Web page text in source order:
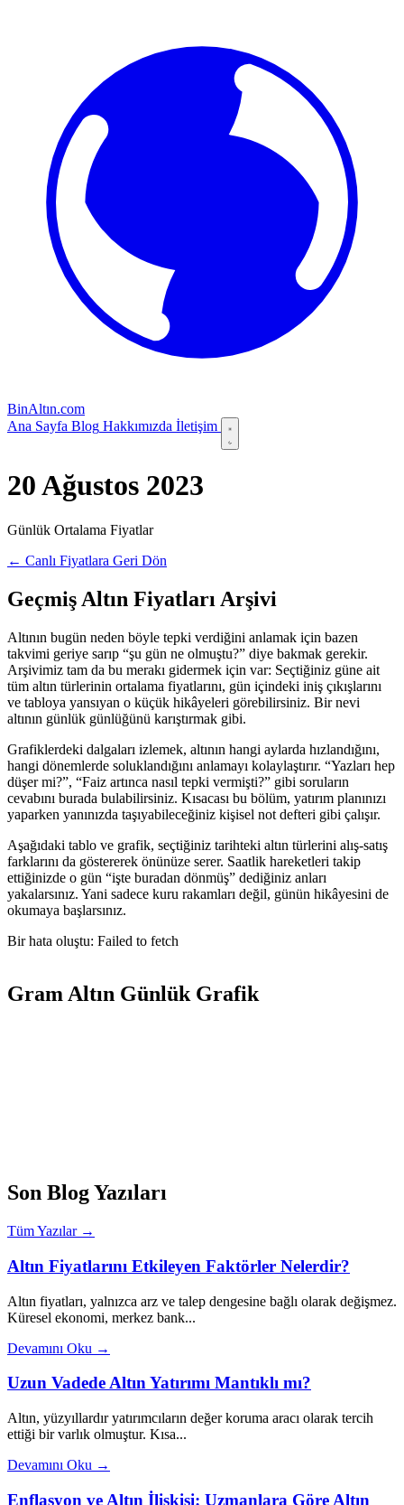
BinAltın.com
Ana Sayfa Blog Hakkımızda İletişim
20 Ağustos 2023
Günlük Ortalama Fiyatlar
← Canlı Fiyatlara Geri Dön
Geçmiş Altın Fiyatları Arşivi
Altının bugün neden böyle tepki verdiğini anlamak için bazen
takvimi geriye sarıp “şu gün ne olmuştu?” diye bakmak gerekir.
Arşivimiz tam da bu merakı gidermek için var: Seçtiğiniz güne ait
tüm altın türlerinin ortalama fiyatlarını, gün içindeki iniş çıkışlarını
ve tabloya yansıyan o küçük hikâyeleri görebilirsiniz. Bir nevi
altının günlük günlüğünü karıştırmak gibi.
Grafiklerdeki dalgaları izlemek, altının hangi aylarda hızlandığını,
hangi dönemlerde soluklandığını anlamayı kolaylaştırır. “Yazları hep
düşer mi?”, “Faiz artınca nasıl tepki vermişti?” gibi soruların
cevabını burada bulabilirsiniz. Kısacası bu bölüm, yatırım planınızı
yaparken yanınızda taşıyabileceğiniz kişisel not defteri gibi çalışır.
Aşağıdaki tablo ve grafik, seçtiğiniz tarihteki altın türlerini alış-satış
farklarını da göstererek önünüze serer. Saatlik hareketleri takip
ettiğinizde o gün “işte buradan dönmüş” dediğiniz anları
yakalarsınız. Yani sadece kuru rakamları değil, günün hikâyesini de
okumaya başlarsınız.
Bir hata oluştu: Failed to fetch
Gram Altın Günlük Grafik
Son Blog Yazıları
Tüm Yazılar →
Altın Fiyatlarını Etkileyen Faktörler Nelerdir?
Altın fiyatları, yalnızca arz ve talep dengesine bağlı olarak değişmez.
Küresel ekonomi, merkez bank...
Devamını Oku →
Uzun Vadede Altın Yatırımı Mantıklı mı?
Altın, yüzyıllardır yatırımcıların değer koruma aracı olarak tercih
ettiği bir varlık olmuştur. Kısa...
Devamını Oku →
Enflasyon ve Altın İlişkisi: Uzmanlara Göre Altın